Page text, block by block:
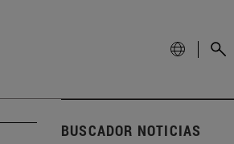
BUSCADOR NOTICIAS